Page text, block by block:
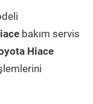
bakım servis
Hiace